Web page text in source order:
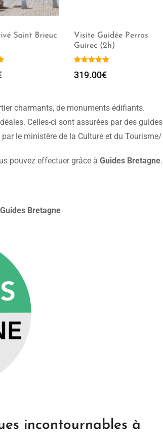
Saint Brieuc
Visite Guidée Perros
Guirec (2h)
319.00€
charmants, de monuments édifiants.
Celles-ci sont assurées par des guides
le ministère de la Culture et du Tourisme/
pouvez effectuer grâce à Guides Bretagne.
Bretagne
incontournables à